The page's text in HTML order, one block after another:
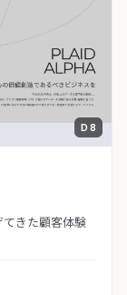
D 8
きた顧客体験